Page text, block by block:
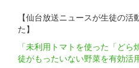
【仙台放送ニュースが生徒の
た】
「未利用トマトを使った「ど
徒がもったいない野菜を有効活